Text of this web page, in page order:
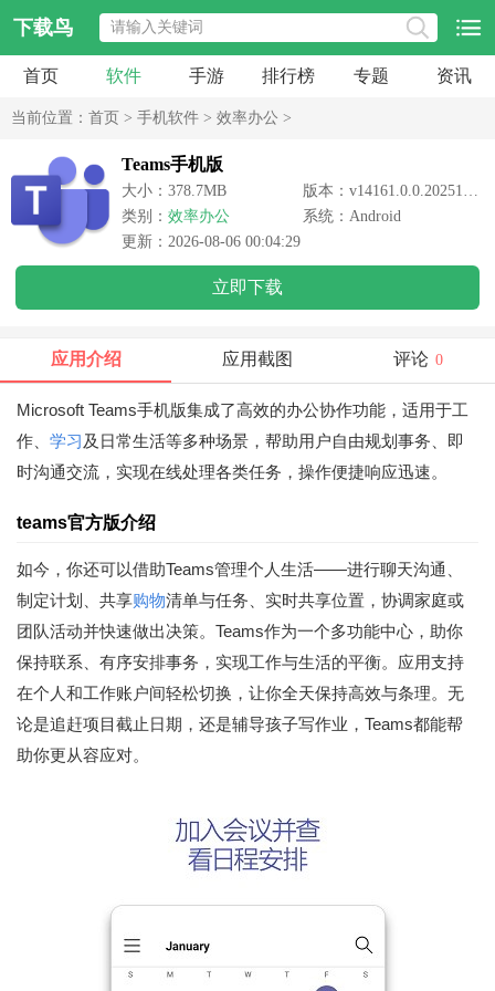
下载鸟
首页 软件 手游 排行榜 专题 资讯
当前位置： 首页 > 手机软件 > 效率办公 >
Teams手机版
大小：378.7MB
版本：v14161.0.0.2025134102
类别： 效率办公
系统：Android
更新：2026-08-06 00:04:29
立即下载
应用介绍 应用截图 评论 0
Microsoft Teams手机版集成了高效的办公协作功能，适用于工
作、 学习 及日常生活等多种场景，帮助用户自由规划事务、即
时沟通交流，实现在线处理各类任务，操作便捷响应迅速。
teams官方版介绍
如今，你还可以借助Teams管理个人生活——进行聊天沟通、
制定计划、共享购物清单与任务、实时共享位置，协调家庭或
团队活动并快速做出决策。Teams作为一个多功能中心，助你
保持联系、有序安排事务，实现工作与生活的平衡。应用支持
在个人和工作账户间轻松切换，让你全天保持高效与条理。无
论是追赶项目截止日期，还是辅导孩子写作业，Teams都能帮
助你更从容应对。